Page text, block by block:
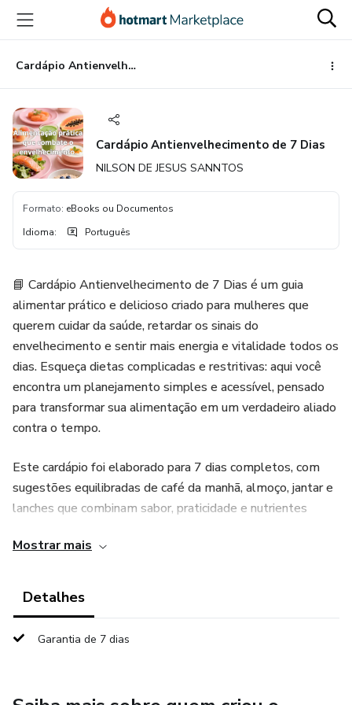
para
conteúdo
principal
para
pagamento
para
rodapé
Cardápio Antienvelhecimento de 7 Dias
Cardápio Antienvelhecimento de 7 Dias
NILSON DE JESUS SANNTOS
Formato: eBooks ou Documentos
Idioma: Português
📘 Cardápio Antienvelhecimento de 7 Dias é um guia
alimentar prático e delicioso criado para mulheres que
querem cuidar da saúde, retardar os sinais do
envelhecimento e sentir mais energia e vitalidade todos os
dias. Esqueça dietas complicadas e restritivas: aqui você
encontra um planejamento simples e acessível, pensado
para transformar sua alimentação em um verdadeiro aliado
contra o tempo.
Este cardápio foi elaborado para 7 dias completos, com
sugestões equilibradas de café da manhã, almoço, jantar e
lanches que combinam sabor, praticidade e nutrientes
vitaminas, minerais e gorduras boas, que ajudam a
envelhecimento precoce, além de melhorar a digestão,
Mostrar mais
Detalhes
Garantia de 7 dias